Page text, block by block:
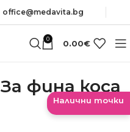
оffice@medavita.bg
0 0.00€
За фина коса
Налични точки